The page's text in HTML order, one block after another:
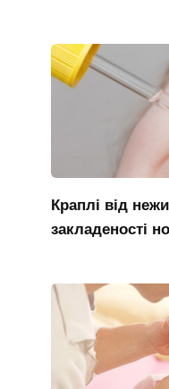
Краплі від
закладеності